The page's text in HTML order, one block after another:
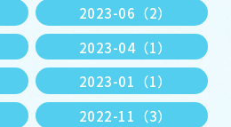
2023-06（2）
2023-04（1）
2023-01（1）
2022-11（3）